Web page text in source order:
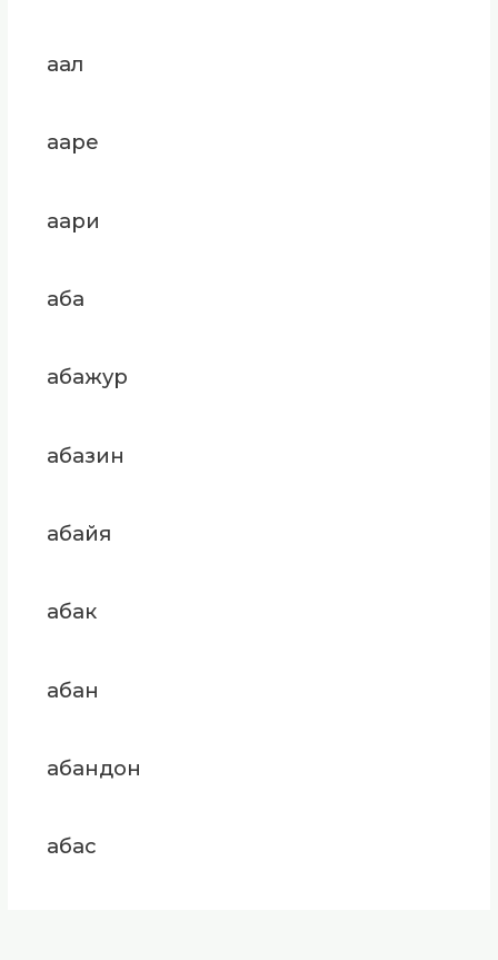
аал
ааре
аари
аба
абажур
абазин
абайя
абак
абан
абандон
абас